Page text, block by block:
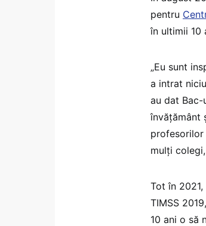
pentru
în ultimii 10
„Eu sunt
a intrat
au dat
învățământ
profesorilor
mulți
Tot în
TIMSS
10 ani o să